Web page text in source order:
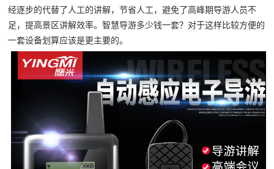
经逐步的代替了人工的讲解，节省人工，避免了高峰期导游人员不
足，提高景区讲解效率。智慧导游多少钱一套？对于这样比较方便的
一套设备划算应该是更主要的。